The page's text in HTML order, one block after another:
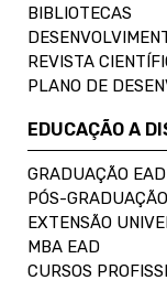
BIBLIOTECAS
REVISTA
PLANO DE
EDUCAÇÃO A
GRADUAÇÃO EAD
PÓS-
EXTENSÃO
MBA EAD
CURSOS